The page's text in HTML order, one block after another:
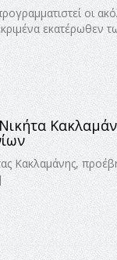
οι
εκατέρωθεν
Κακλαμάνης,